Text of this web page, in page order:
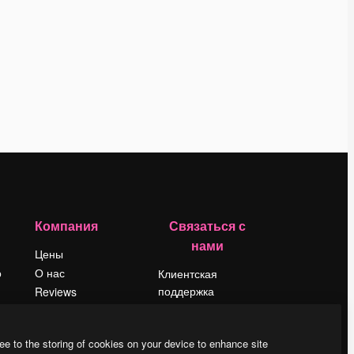
Компания
Цены
О нас
Reviews
Блог
Связаться с
нами
Клиентская
поддержка
LinkedIn
to the storing of cookies on your device to enhance site